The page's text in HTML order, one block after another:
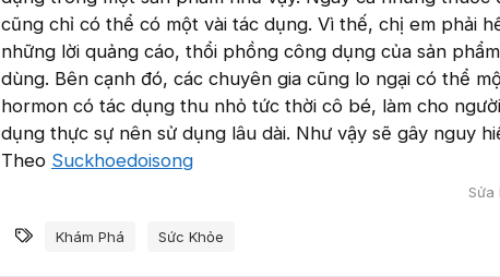
cũng chỉ có thể có một vài tác dụng. Vì thế, chị em phải
những lời quảng cáo, thổi phồng công dụng của sản
dùng. Bên cạnh đó, các chuyên gia cũng lo ngại có thể
hormon có tác dụng thu nhỏ tức thời cô bé, làm cho
dụng thực sự nên sử dụng lâu dài. Như vậy sẽ gây nguy
Theo Suckhoedoisong
Sửa
Từ khóa
Khám Phá Sức Khỏe